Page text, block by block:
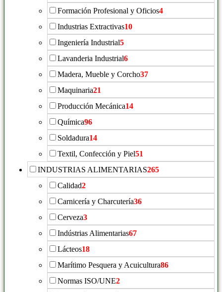
Formación Profesional y Oficios4
Industrias Extractivas10
Ingeniería Industrial5
Lavanderia Industrial6
Madera, Mueble y Corcho37
Maquinaria21
Producción Mecánica14
Química96
Soldadura14
Textil, Confección y Piel51
INDUSTRIAS ALIMENTARIAS265
Calidad2
Carnicería y Charcutería36
Cerveza3
Indústrias Alimentarias67
Lácteos18
Marítimo Pesquera y Acuicultura86
Normas ISO/UNE2